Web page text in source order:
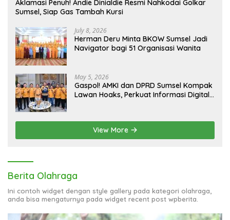
Aklamasi Penuh! Andie Dinialdie Resmi Nahkodai Golkar
Sumsel, Siap Gas Tambah Kursi
July 8, 2026
Herman Deru Minta BKOW Sumsel Jadi
Navigator bagi 51 Organisasi Wanita
May 5, 2026
Gaspol! AMKI dan DPRD Sumsel Kompak
Lawan Hoaks, Perkuat Informasi Digital
View More
Berita Olahraga
Ini contoh widget dengan style gallery pada kategori olahraga,
anda bisa mengaturnya pada widget recent post wpberita.